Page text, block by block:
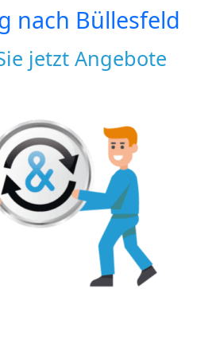
nach Büllesfeld
jetzt Angebote